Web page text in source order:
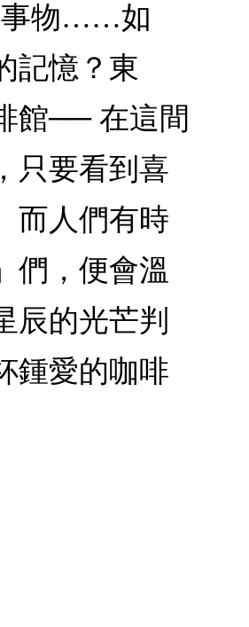
事物……如
記憶？東
館── 在這間
只要看到喜
而人們有時
們，便會溫
辰的光芒判
鍾愛的咖啡